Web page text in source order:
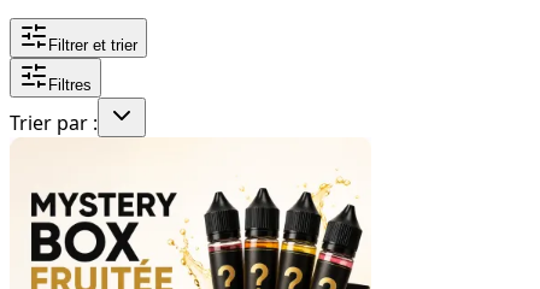
Filtrer et trier
Filtres
Trier par :